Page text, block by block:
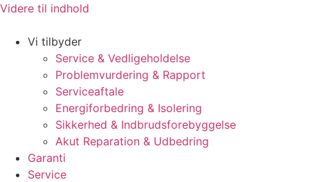
Videre til indhold
Vi tilbyder
Service & Vedligeholdelse
Problemvurdering & Rapport
Serviceaftale
Energiforbedring & Isolering
Sikkerhed & Indbrudsforebyggelse
Akut Reparation & Udbedring
Garanti
Service